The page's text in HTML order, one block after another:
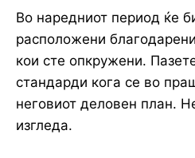
Во наредниот период ќе
расположени
кои сте опкружени.
стандарди кога се во
неговиот деловен план.
изгледа.